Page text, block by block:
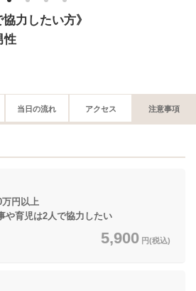
1 2 3 4
力したい方》
性
当日の流れ アクセス 注意事項
円以上
育児は2人で協力したい
5,900 円(税込)